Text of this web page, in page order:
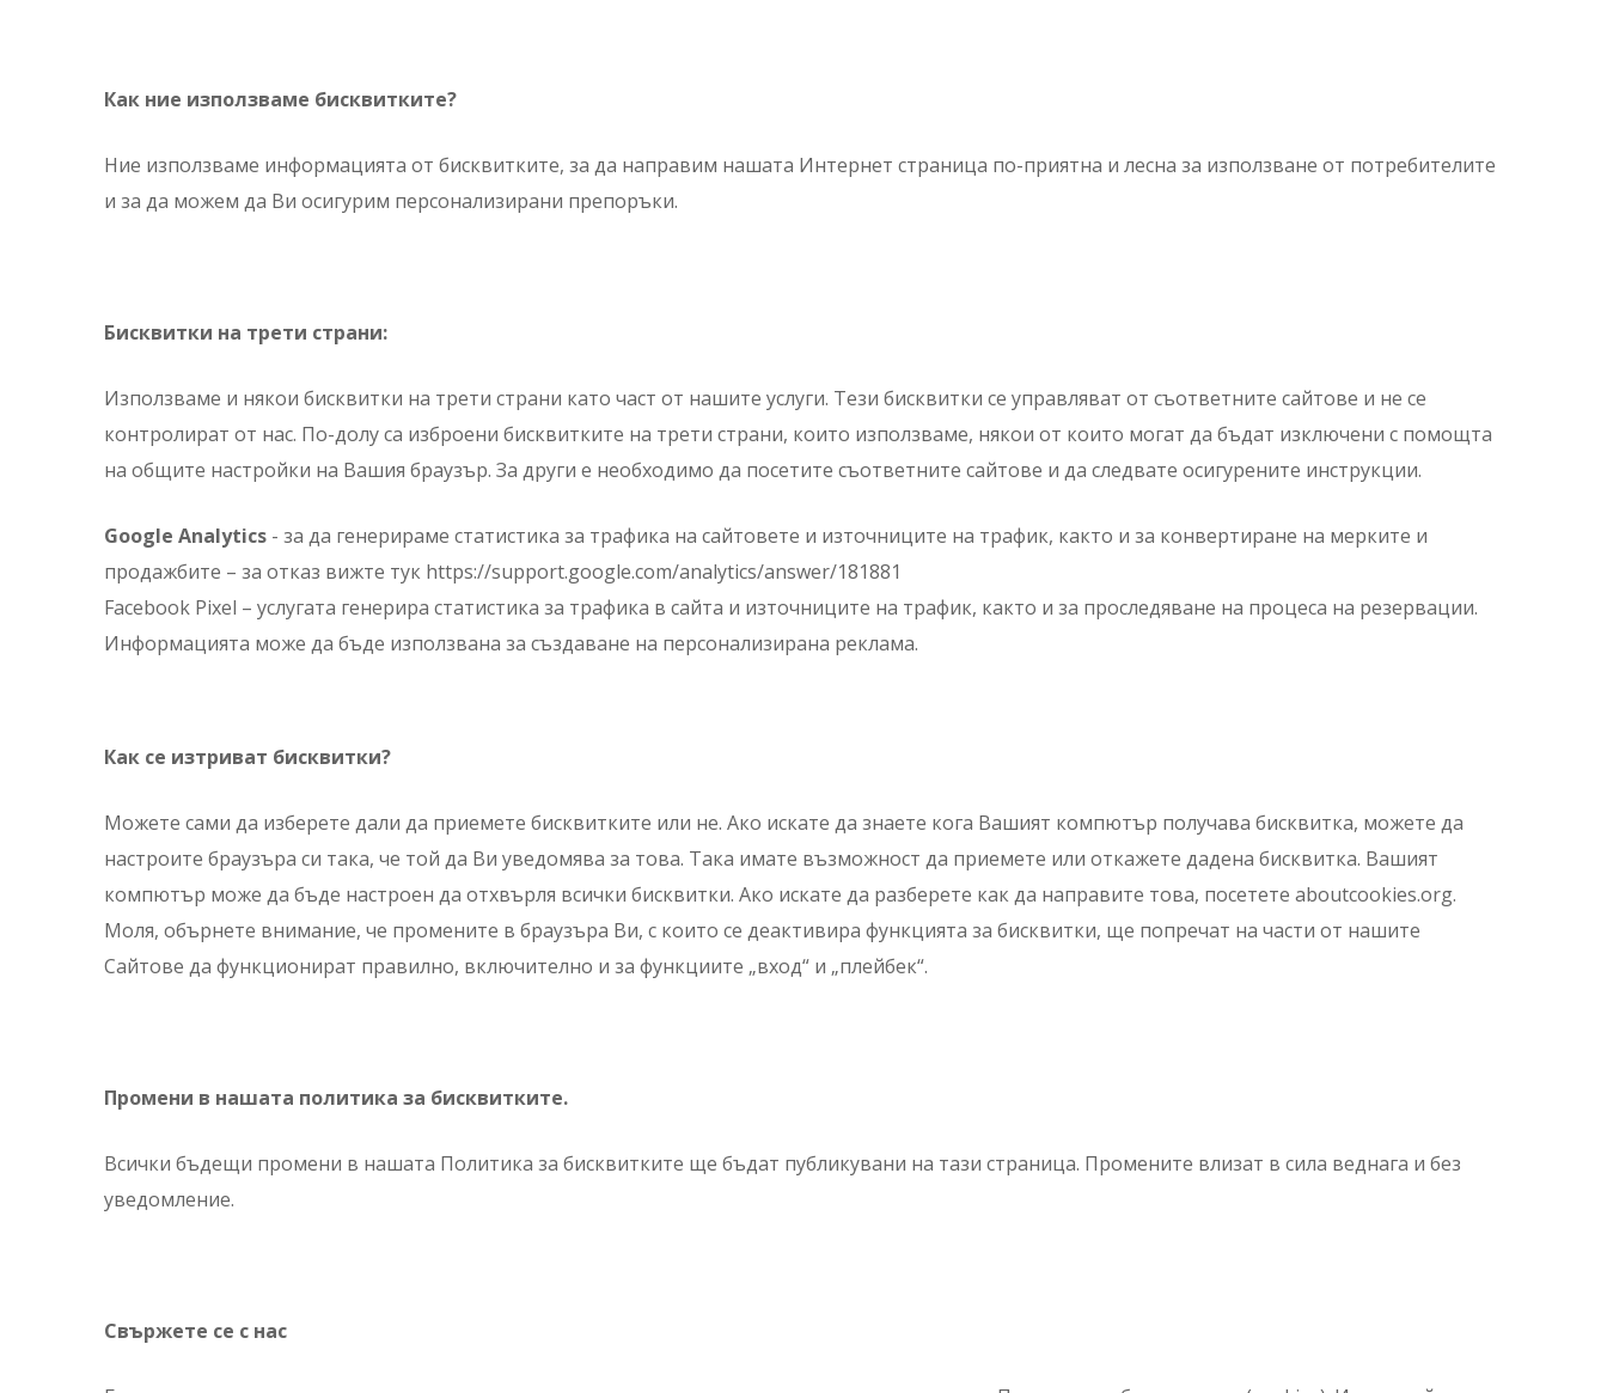
Как ние използваме бисквитките?
Ние използваме информацията от бисквитките, за да направим нашата Интернет страница по-приятна и лесна за използване от потребителите
и за да можем да Ви осигурим персонализирани препоръки.
Бисквитки на трети страни:
Използваме и някои бисквитки на трети страни като част от нашите услуги. Тези бисквитки се управляват от съответните сайтове и не се
контролират от нас. По-долу са изброени бисквитките на трети страни, които използваме, някои от които могат да бъдат изключени с помощта
на общите настройки на Вашия браузър. За други е необходимо да посетите съответните сайтове и да следвате осигурените инструкции.
Google Analytics - за да генерираме статистика за трафика на сайтовете и източниците на трафик, както и за конвертиране на мерките и
продажбите – за отказ вижте тук https://support.google.com/analytics/answer/181881
Facebook Pixel – услугата генерира статистика за трафика в сайта и източниците на трафик, както и за проследяване на процеса на резервации.
Информацията може да бъде използвана за създаване на персонализирана реклама.
Как се изтриват бисквитки?
Можете сами да изберете дали да приемете бисквитките или не. Ако искате да знаете кога Вашият компютър получава бисквитка, можете да
настроите браузъра си така, че той да Ви уведомява за това. Така имате възможност да приемете или откажете дадена бисквитка. Вашият
компютър може да бъде настроен да отхвърля всички бисквитки. Ако искате да разберете как да направите това, посетете aboutcookies.org.
Моля, обърнете внимание, че промените в браузъра Ви, с които се деактивира функцията за бисквитки, ще попречат на части от нашите
Сайтове да функционират правилно, включително и за функциите „вход“ и „плейбек“.
Промени в нашата политика за бисквитките.
Всички бъдещи промени в нашата Политика за бисквитките ще бъдат публикувани на тази страница. Промените влизат в сила веднага и без
уведомление.
Свържете се с нас